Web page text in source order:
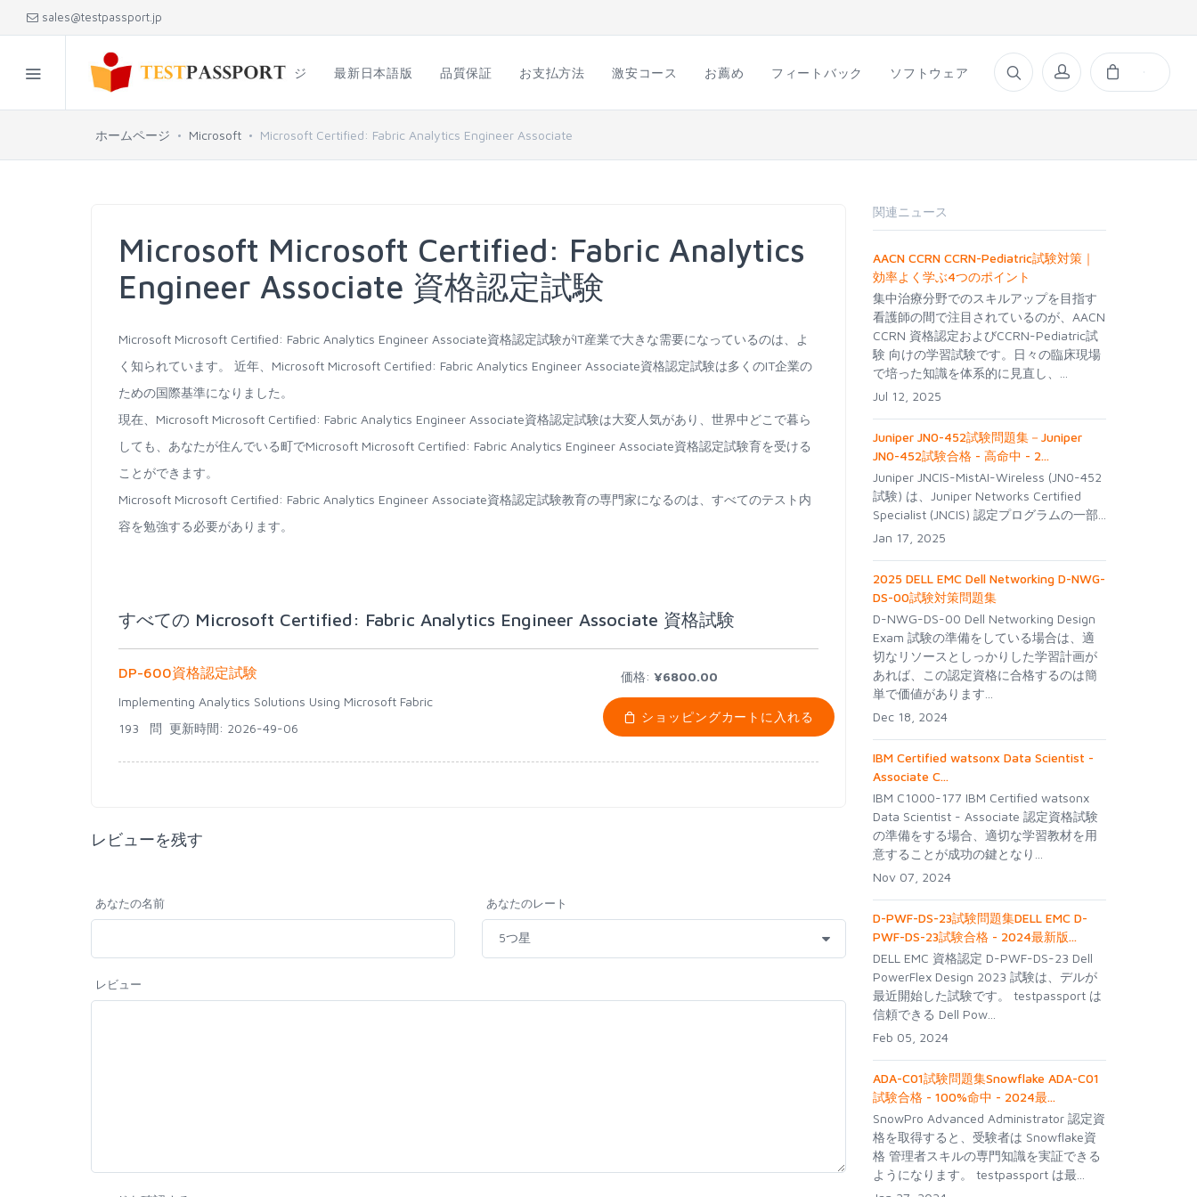
sales@testpassport.jp
ホームページ 最新日本語版 品質保証 お支払方法 激安コース お薦め フィートバック ソフトウェア
ホームページ Microsoft Microsoft Certified: Fabric Analytics Engineer Associate
Microsoft Microsoft Certified: Fabric Analytics
Engineer Associate 資格認定試験
Microsoft Microsoft Certified: Fabric Analytics Engineer Associate資格認定試験がIT産業で大きな需要になっているのは、よ
く知られています。 近年、Microsoft Microsoft Certified: Fabric Analytics Engineer Associate資格認定試験は多くのIT企業の
ための国際基準になりました。
現在、Microsoft Microsoft Certified: Fabric Analytics Engineer Associate資格認定試験は大変人気があり、世界中どこで暮ら
しても、あなたが住んでいる町でMicrosoft Microsoft Certified: Fabric Analytics Engineer Associate資格認定試験育を受ける
ことができます。
Microsoft Microsoft Certified: Fabric Analytics Engineer Associate資格認定試験教育の専門家になるのは、すべてのテスト内
容を勉強する必要があります。
すべての Microsoft Certified: Fabric Analytics Engineer Associate 資格試験
DP-600資格認定試験
Implementing Analytics Solutions Using Microsoft Fabric
193 問 更新時間: 2026-49-06
価格: ¥6800.00
ショッピングカートに入れる
レビューを残す
あなたの名前 あなたのレート
レビュー
関連ニュース
AACN CCRN CCRN-Pediatric試験対策｜
効率よく学ぶ4つのポイント
集中治療分野でのスキルアップを目指す
看護師の間で注目されているのが、AACN
CCRN 資格認定およびCCRN-Pediatric試
験 向けの学習試験です。日々の臨床現場
で培った知識を体系的に見直し、...
Jul 12, 2025
Juniper JN0-452試験問題集－Juniper
JN0-452試験合格 - 高命中 - 2...
Juniper JNCIS-MistAI-Wireless (JN0-452
試験) は、Juniper Networks Certified
Specialist (JNCIS) 認定プログラムの一部...
Jan 17, 2025
2025 DELL EMC Dell Networking D-NWG-
DS-00試験対策問題集
D-NWG-DS-00 Dell Networking Design
Exam 試験の準備をしている場合は、適
切なリソースとしっかりした学習計画が
あれば、この認定資格に合格するのは簡
単で価値があります...
Dec 18, 2024
IBM Certified watsonx Data Scientist -
Associate C...
IBM C1000-177 IBM Certified watsonx
Data Scientist - Associate 認定資格試験
の準備をする場合、適切な学習教材を用
意することが成功の鍵となり...
Nov 07, 2024
D-PWF-DS-23試験問題集DELL EMC D-
PWF-DS-23試験合格 - 2024最新版...
DELL EMC 資格認定 D-PWF-DS-23 Dell
PowerFlex Design 2023 試験は、デルが
最近開始した試験です。 testpassport は
信頼できる Dell Pow...
Feb 05, 2024
ADA-C01試験問題集Snowflake ADA-C01
試験合格 - 100%命中 - 2024最...
SnowPro Advanced Administrator 認定資
格を取得すると、受験者は Snowflake資
格 管理者スキルの専門知識を実証できる
ようになります。 testpassport は最...